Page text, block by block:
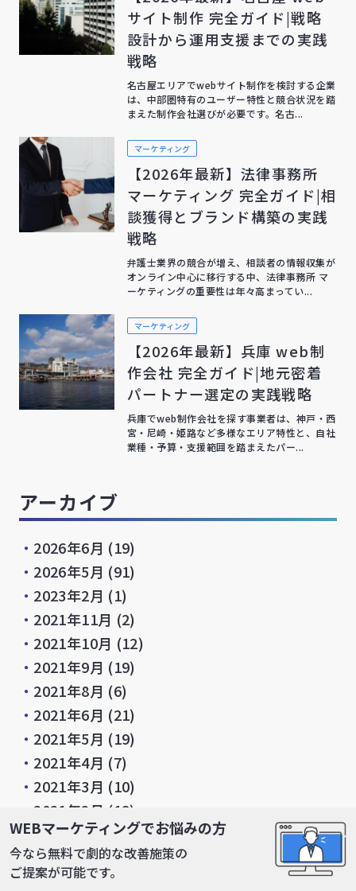
サイト制作 完全ガイド|戦略
設計から運用支援までの実践
戦略
名古屋エリアでwebサイト制作を検討する企業
は、中部圏特有のユーザー特性と競合状況を踏
まえた制作会社選びが必要です。名古...
マーケティング
【2026年最新】法律事務所
マーケティング 完全ガイド|相
談獲得とブランド構築の実践
戦略
弁護士業界の競合が増え、相談者の情報収集が
オンライン中心に移行する中、法律事務所 マ
ーケティングの重要性は年々高まってい...
マーケティング
【2026年最新】兵庫 web制
作会社 完全ガイド|地元密着
パートナー選定の実践戦略
兵庫でweb制作会社を探す事業者は、神戸・西
宮・尼崎・姫路など多様なエリア特性と、自社
業種・予算・支援範囲を踏まえたパー...
アーカイブ
・ 2026年6月 (19)
・ 2026年5月 (91)
・ 2023年2月 (1)
・ 2021年11月 (2)
・ 2021年10月 (12)
・ 2021年9月 (19)
・ 2021年8月 (6)
・ 2021年6月 (21)
・ 2021年5月 (19)
・ 2021年4月 (7)
・ 2021年3月 (10)
2021年2月 (13)
・2020年11月 (1)
・2020年10月(2)
・2020年9月(1)
WEBマーケティングでお悩みの方
今なら無料で劇的な改善施策の
ご提案が可能です。